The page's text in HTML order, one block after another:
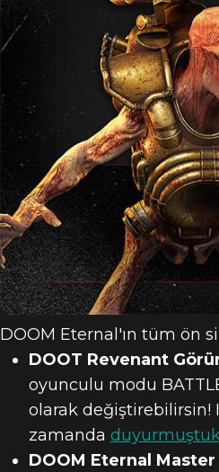
DOOM Eternal'ın tüm ön
DOOT Revenant
oyunculu modu
olarak değiştirebilirsin!
zamanda
DOOM Eternal